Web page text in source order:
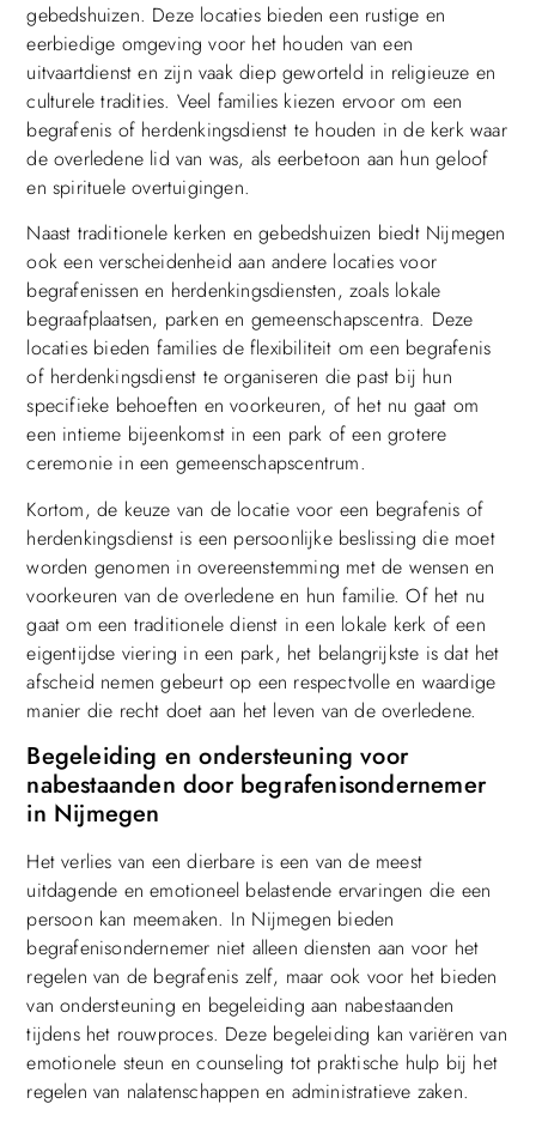
gebedshuizen. Deze locaties bieden een rustige en
eerbiedige omgeving voor het houden van een
uitvaartdienst en zijn vaak diep geworteld in religieuze en
culturele tradities. Veel families kiezen ervoor om een
begrafenis of herdenkingsdienst te houden in de kerk waar
de overledene lid van was, als eerbetoon aan hun geloof
en spirituele overtuigingen.
Naast traditionele kerken en gebedshuizen biedt Nijmegen
ook een verscheidenheid aan andere locaties voor
begrafenissen en herdenkingsdiensten, zoals lokale
begraafplaatsen, parken en gemeenschapscentra. Deze
locaties bieden families de flexibiliteit om een begrafenis
of herdenkingsdienst te organiseren die past bij hun
specifieke behoeften en voorkeuren, of het nu gaat om
een intieme bijeenkomst in een park of een grotere
ceremonie in een gemeenschapscentrum.
Kortom, de keuze van de locatie voor een begrafenis of
herdenkingsdienst is een persoonlijke beslissing die moet
worden genomen in overeenstemming met de wensen en
voorkeuren van de overledene en hun familie. Of het nu
gaat om een traditionele dienst in een lokale kerk of een
eigentijdse viering in een park, het belangrijkste is dat het
afscheid nemen gebeurt op een respectvolle en waardige
manier die recht doet aan het leven van de overledene.
Begeleiding en ondersteuning voor
nabestaanden door begrafenisondernemer
in Nijmegen
Het verlies van een dierbare is een van de meest
uitdagende en emotioneel belastende ervaringen die een
persoon kan meemaken. In Nijmegen bieden
begrafenisondernemer niet alleen diensten aan voor het
regelen van de begrafenis zelf, maar ook voor het bieden
van ondersteuning en begeleiding aan nabestaanden
tijdens het rouwproces. Deze begeleiding kan variëren van
emotionele steun en counseling tot praktische hulp bij het
regelen van nalatenschappen en administratieve zaken.